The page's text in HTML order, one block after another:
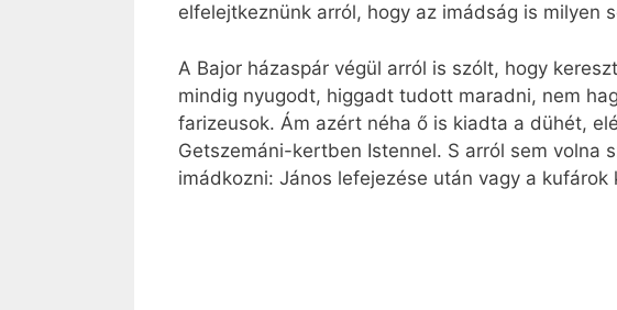
elfelejtkeznünk arról, hogy az imádság is milyen
A Bajor házaspár végül arról is szólt, hogy
mindig nyugodt, higgadt tudott maradni, nem
farizeusok. Ám azért néha ő is kiadta a dühét,
Getszemáni-kertben Istennel. S arról sem volna
imádkozni: János lefejezése után vagy a